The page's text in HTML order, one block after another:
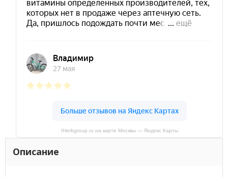
IHerbgroup.ru на карте Москвы — Яндекс Карты
Описание